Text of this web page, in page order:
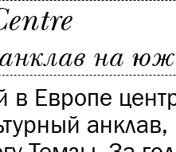
на
Европе
анклав,